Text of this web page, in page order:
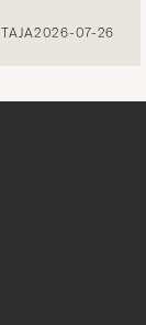
2026-07-26